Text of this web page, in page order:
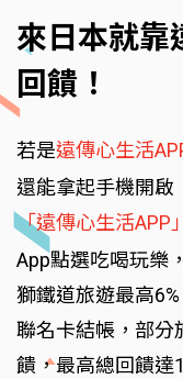
來日本就靠
回饋！
若是遠傳心生活
還能拿起手機開啟
「遠傳心生活APP
App點選吃喝玩樂
獅鐵道旅遊最高
聯名卡結帳，部分
饋，最高總回饋達